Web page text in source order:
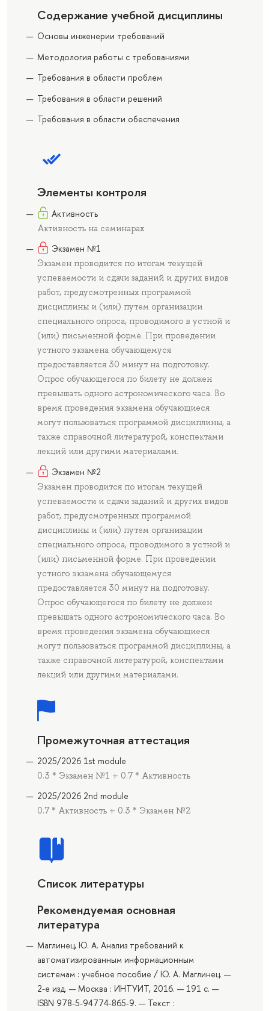
Содержание учебной дисциплины
Основы инженерии требований
Методология работы с требованиями
Требования в области проблем
Требования в области решений
Требования в области обеспечения
Элементы контроля
Активность
Активность на семинарах
Экзамен №1
Экзамен проводится по итогам текущей
успеваемости и сдачи заданий и других видов
работ, предусмотренных программой
дисциплины и (или) путем организации
специального опроса, проводимого в устной и
(или) письменной форме. При проведении
устного экзамена обучающемуся
предоставляется 30 минут на подготовку.
Опрос обучающегося по билету не должен
превышать одного астрономического часа. Во
время проведения экзамена обучающиеся
могут пользоваться программой дисциплины, а
также справочной литературой, конспектами
лекций или другими материалами.
Экзамен №2
Экзамен проводится по итогам текущей
успеваемости и сдачи заданий и других видов
работ, предусмотренных программой
дисциплины и (или) путем организации
специального опроса, проводимого в устной и
(или) письменной форме. При проведении
устного экзамена обучающемуся
предоставляется 30 минут на подготовку.
Опрос обучающегося по билету не должен
превышать одного астрономического часа. Во
время проведения экзамена обучающиеся
могут пользоваться программой дисциплины, а
также справочной литературой, конспектами
лекций или другими материалами.
Промежуточная аттестация
2025/2026 1st module
0.3 * Экзамен №1 + 0.7 * Активность
2025/2026 2nd module
0.7 * Активность + 0.3 * Экзамен №2
Список литературы
Рекомендуемая основная
литература
Маглинец, Ю. А. Анализ требований к
автоматизированным информационным
системам : учебное пособие / Ю. А. Маглинец. —
2-е изд. — Москва : ИНТУИТ, 2016. — 191 с. —
ISBN 978-5-94774-865-9. — Текст :